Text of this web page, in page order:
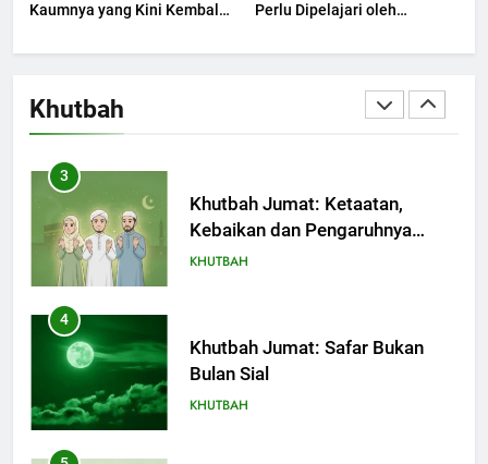
Kaumnya yang Kini Kembali
Perlu Dipelajari oleh
(2)
Khutbah
Khutbah Jumat: Melihat
Limpahan Nikmat Allah
3
Khutbah Jumat: Ketaatan,
Kebaikan dan Pengaruhnya
dalam Jiwa Manusia
KHUTBAH
4
Khutbah Jumat: Safar Bukan
Bulan Sial
KHUTBAH